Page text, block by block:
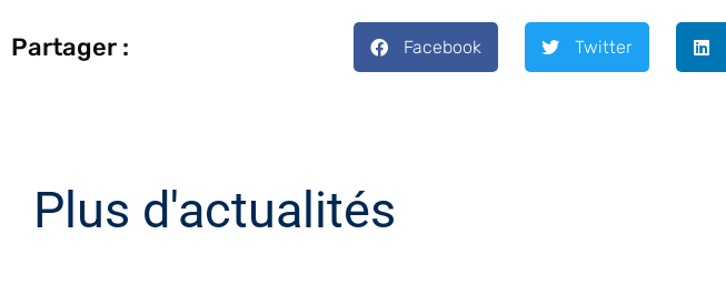
Partager : Facebook Twitter
Plus d'actualités